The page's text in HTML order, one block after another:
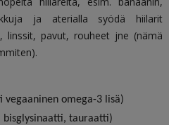
ja aterialla syödä hiilarit
linssit, pavut, rouheet jne (nämä
vegaaninen omega-3 lisä)
tauraatti)